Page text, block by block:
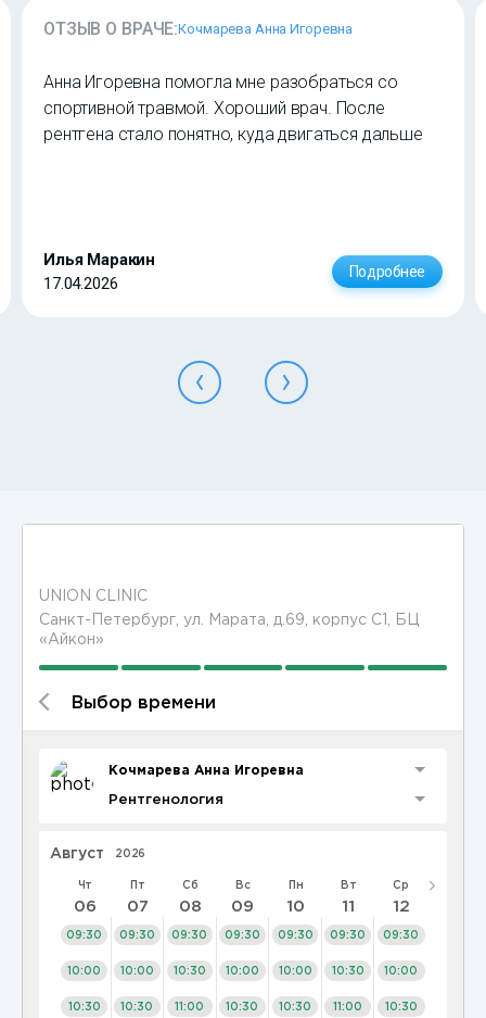
ОТЗЫВ О ВРАЧЕ:Кочмарева Анна Игоревна
Анна Игоревна помогла мне разобраться со
спортивной травмой. Хороший врач. После
рентгена стало понятно, куда двигаться дальше
Илья Маракин
17.04.2026
Подробнее